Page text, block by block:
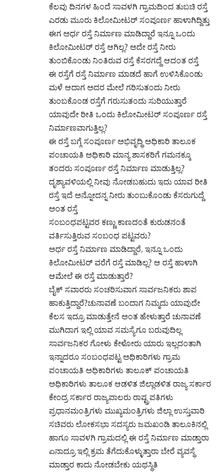
ಕೆಲವು ದಿನಗಳ ಹಿಂದೆ ಸಾವಳಗಿ ಗ್ರಾಮದಿಂದ ತುಬಚಿ ರಸ್ತೆ
ಎರಡು ಮೂರು ಕಿಲೋಮೀಟರ್ ಸಂಪೂರ್ಣ ಹಾಳಾಗಿದ್ದಿತ್ತು
ಈಗ ಅರ್ಧ ರಸ್ತೆ ನಿರ್ಮಾಣ ಮಾಡಿದ್ದಾರೆ ಇನ್ನೂ ಒಂದು
ಕಿಲೋಮೀಟರ್ ರಸ್ತೆ ಆಗಿಲ್ಲ? ಅದೇ ರಸ್ತೆ ನೀರು
ತುಂಬಿಕೊಂಡು ನಿಂತಿರುವ ರಸ್ತೆ ಕೆಸರಗದ್ದೆ ಆದಂತ ರಸ್ತೆ
ಈ ರಸ್ತೆಗೆ ರಸ್ತೆ ನಿರ್ಮಾಣ ಮಾಡದೆ ಹಾಗೆ ಉಳಿಸಿಕೊಂಡು
ಮಳೆ ಆದಾಗ ಅದರ ಮೇಲೆ ಗರಿಸುತಂದು ನೀರು
ತುಂಬಕೊಂಡ ರಸ್ತೆಗೆ ಗರುಸುತಂದು ಸುರಿಯುತ್ತಾರೆ
ಯಾವುದೇ ರೀತಿ ಒಂದು ಕಿಲೋಮೀಟರ್ ಸಂಪೂರ್ಣ ರಸ್ತೆ
ನಿರ್ಮಾಣವಾಗುತ್ತಿಲ್ಲ?
ಈ ರಸ್ತೆ ಬಗ್ಗೆ ಸಂಪೂರ್ಣ ಅಭಿವೃದ್ಧಿ ಅಧಿಕಾರಿ ತಾಲೂಕ
ಪಂಚಾಯತಿ ಅಧಿಕಾರಿ ಮಾನ್ಯ ಶಾಸಕರಿಗೆ ಗಮನಕ್ಕೂ
ತಂದರು ಸಂಪೂರ್ಣ ರಸ್ತೆ ನಿರ್ಮಾಣ ಮಾಡುತ್ತಿಲ್ಲ?
ದೃಶ್ಯಾವಳಿಯಲ್ಲಿ ನೀವು ನೋಡಬಹುದು ಇದು ಯಾವ ರೀತಿ
ರಸ್ತೆ ಇದೆ ಅನ್ನೋದನ್ನ ನೀರು ತುಂಬುಕೊಂಡು ಕೆಸರುಗುದ್ದೆ
ಅಂತ ರಸ್ತೆ
ಸಂಬಂಧಪಟ್ಟವರ ಕಣ್ಣು ಕಾಣದಂತೆ ಕುರುಡನಂತೆ
ವರ್ತಿಸುತ್ತಿರುವ ಸಂಬಂಧ ಪಟ್ಟವರು?
ಅರ್ಧ ರಸ್ತೆ ನಿರ್ಮಾಣ ಮಾಡಿದ್ದಾರೆ, ಇನ್ನೂ ಒಂದು
ಕಿಲೋಮೀಟರ್ ವರೆಗೆ ರಸ್ತೆ ಮಾಡಿಲ್ಲ? ಆ ರಸ್ತೆ ಹಾಳಾಗಿ
ಆಮೇಲೆ ಈ ರಸ್ತೆ ಮಾಡುತ್ತಾರೆ?
ಬೈಕ್ ಸವಾರರು ಸಂಚರಿಸುವಾಗ ಸಾರ್ವಜನಿಕರು ಶಾಪ
ಹಾಕುತ್ತಿದ್ದಾರೆ?ಚುನಾವಣೆ ಬಂದಾಗ ನಿಮ್ಮದು ಯಾವುದೇ
ಕೆಲಸ ಇದ್ರೂ ಮಾಡುತ್ತೇನೆ ಅಂತ ಹೇಳುತ್ತಾರೆ ಚುನಾವಣೆ
ಮುಗಿದಾಗ ಇಲ್ಲಿ ಯಾವ ಸಮಸ್ಯೆಗೂ ಬರುವುದಿಲ್ಲ
ಸಾರ್ವಜನಿಕರ ಗೋಳು ಕೇಳೋರು ಯಾರು ಇಲ್ಲದಂತಾಗಿ
ಇನ್ನಾದರೂ ಸಂಬಂಧಪಟ್ಟ ಅಧಿಕಾರಿಗಳು ಗ್ರಾಮ
ಪಂಚಾಯತಿ ಅಧಿಕಾರಿಗಳು ತಾಲೂಕ್ ಪಂಚಾಯತಿ
ಅಧಿಕಾರಿಗಳು ತಾಲೂಕ ಆಡಳಿತ ಜಿಲ್ಲಾಡಳಿತ ರಾಜ್ಯ ಸರ್ಕಾರ
ಕೇಂದ್ರ ಸರ್ಕಾರ ರಾಜ್ಯಪಾಲರು ರಾಷ್ಟ್ರಪತಿಗಳು
ಪ್ರಧಾನಮಂತ್ರಿಗಳು ಮುಖ್ಯಮಂತ್ರಿಗಳು ಜಿಲ್ಲಾ ಉಸ್ತುವಾರಿ
ಸಚಿವರು ಲೋಕಸಭಾ ಸದಸ್ಯರು ಜಮಖಂಡಿ ತಾಲೂಕಿನಲ್ಲಿ
ಹಾಗೂ ಸಾವಳಗಿ ಗ್ರಾಮದಲ್ಲಿ ಈ ರಸ್ತೆ ನಿರ್ಮಾಣ ಮಾಡ್ತಾರಾ
ಏನಾದ್ರೂ ಇಲ್ಲಿ ಕ್ರಮ ತೆಗೆದುಕೊಳ್ಳುತ್ತಾರಾ ಬೇರೆ ವ್ಯವಸ್ಥೆ
ಮಾಡ್ತಾರ ಕಾದು ನೋಡಬೇಕು ಯಥಸ್ಥಿತಿ